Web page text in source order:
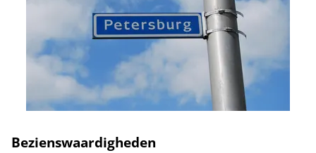
Bezienswaardigheden